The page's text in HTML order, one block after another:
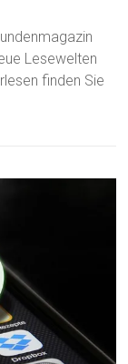
Lesewelten
finden Sie